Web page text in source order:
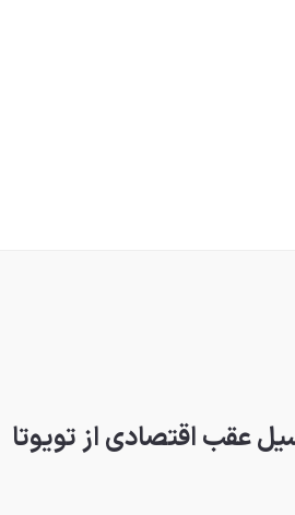
عقب اقتصادی از تویوتا